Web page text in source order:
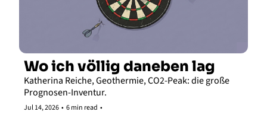
Wo ich völlig daneben lag
Katherina Reiche, Geothermie, CO2-Peak: die große
Prognosen-Inventur.
Jul 14, 2026 • 6 min read •